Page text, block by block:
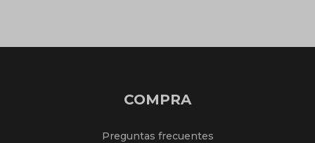
COMPRA
Preguntas frecuentes